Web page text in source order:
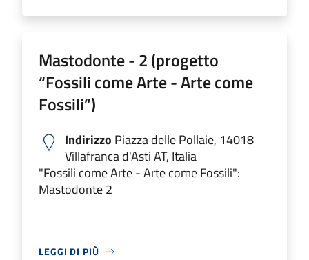
Mastodonte - 2 (progetto
“Fossili come Arte - Arte come
Fossili”)
Indirizzo Piazza delle Pollaie, 14018
Villafranca d'Asti AT, Italia
"Fossili come Arte - Arte come Fossili":
Mastodonte 2
LEGGI DI PIÙ